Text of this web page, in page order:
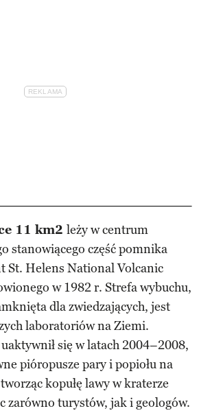
11 km2 leży w centrum
stanowiącego część pomnika
St. Helens National Volcanic
w 1982 r. Strefa wybuchu,
dla zwiedzających, jest
laboratoriów na Ziemi.
się w latach 2004–2008,
pióropusze pary i popiołu na
kopułę lawy w kraterze
zarówno turystów, jak i geologów.